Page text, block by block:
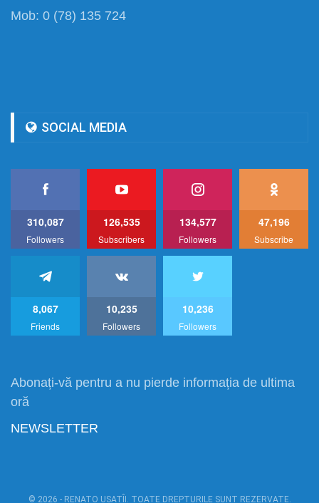
Mob: 0 (78) 135 724
SOCIAL MEDIA
310,087
Followers
126,535
Subscribers
134,577
Followers
47,196
Subscribe
8,067
Friends
10,235
Followers
10,236
Followers
Abonați-vă pentru a nu pierde informația de ultima
oră
NEWSLETTER
© 2026 - RENATO USATÎI. TOATE DREPTURILE SUNT REZERVATE.